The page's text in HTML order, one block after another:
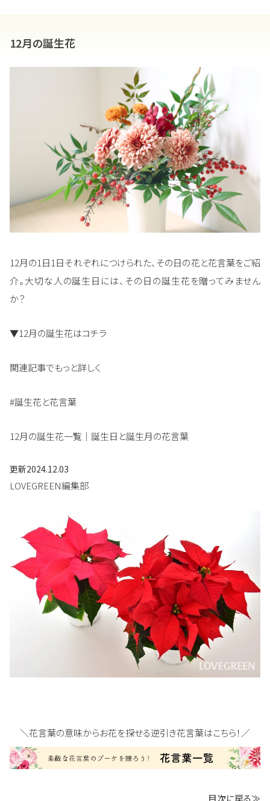
12月の誕生花
12月の1日1日それぞれにつけられた、その日の花と花言葉をご紹
介。大切な人の誕生日には、その日の誕生花を贈ってみません
か？
▼12月の誕生花はコチラ
関連記事でもっと詳しく
#誕生花と花言葉
12月の誕生花一覧｜誕生日と誕生月の花言葉
更新2024.12.03
LOVEGREEN編集部
＼花言葉の意味からお花を探せる逆引き花言葉はこちら！／
目次に戻る≫